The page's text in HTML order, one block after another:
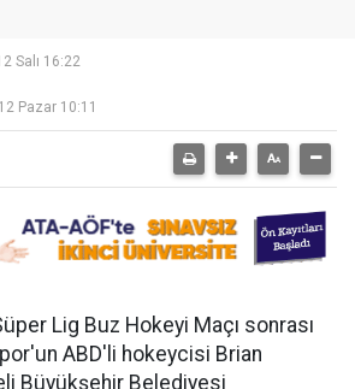
Salı 16:22
Pazar 10:11
Lig Buz Hokeyi Maçı sonrası
ABD'li hokeycisi Brian
Büyükşehir Belediyesi